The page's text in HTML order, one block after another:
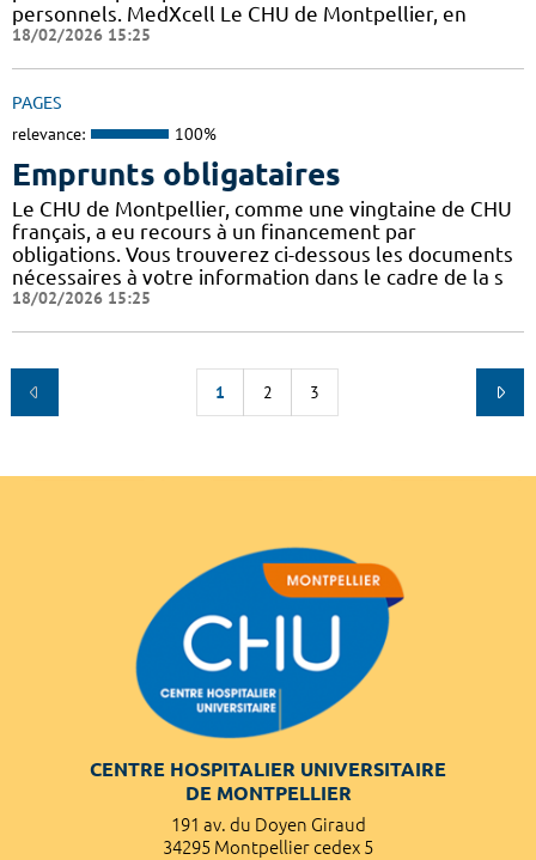
personnels. MedXcell Le CHU de Montpellier, en
18/02/2026 15:25
PAGES
relevance: 100%
Emprunts obligataires
Le CHU de Montpellier, comme une vingtaine de CHU
français, a eu recours à un financement par
obligations. Vous trouverez ci-dessous les documents
nécessaires à votre information dans le cadre de la s
18/02/2026 15:25
1 2 3
CENTRE HOSPITALIER UNIVERSITAIRE
DE MONTPELLIER
191 av. du Doyen Giraud
34295 Montpellier cedex 5